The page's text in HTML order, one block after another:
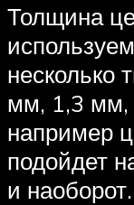
Толщина
несколько
мм, 1,3
например
подойдет
и наоборот.